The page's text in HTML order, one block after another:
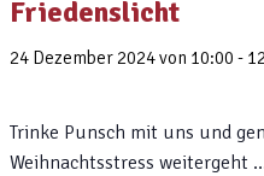
Friedenslicht
24 Dezember 2024 von 10:00 -
Trinke Punsch mit uns und
Weihnachtsstress weitergeht